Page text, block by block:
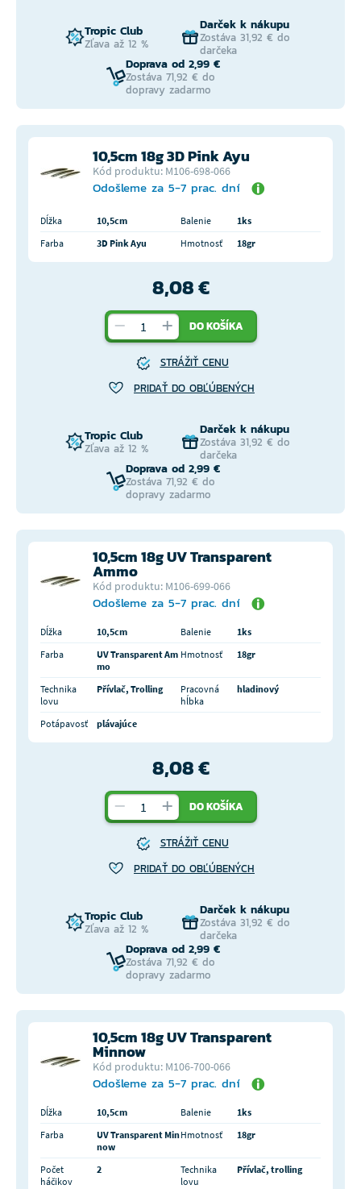
Tropic Club
Zľava až 12 %
Darček k nákupu
Zostáva 31,92 € do
darčeka
Doprava od 2,99 €
Zostáva 71,92 € do
dopravy zadarmo
10,5cm 18g 3D Pink Ayu
Kód produktu: M106-698-066
Odošleme za 5-7 prac. dní
Dĺžka 10,5cm Balenie
1ks
Farba
3D Pink Ayu Hmotnosť 18gr
8,08 €
DO KOŠÍKA
STRÁŽIŤ CENU
PRIDAŤ DO OBĽÚBENÝCH
Tropic Club
Zľava až 12 %
Darček k nákupu
Zostáva 31,92 € do
darčeka
Doprava od 2,99 €
Zostáva 71,92 € do
dopravy zadarmo
10,5cm 18g UV Transparent
Ammo
Kód produktu: M106-699-066
Odošleme za 5-7 prac. dní
Dĺžka 10,5cm Balenie
1ks
Farba
UV Transparent Am
mo
Hmotnosť 18gr
Technika
lovu
Přívlač, Trolling
Pracovná
hĺbka
hladinový
Potápavosť plávajúce
8,08 €
DO KOŠÍKA
STRÁŽIŤ CENU
PRIDAŤ DO OBĽÚBENÝCH
Tropic Club
Zľava až 12 %
Darček k nákupu
Zostáva 31,92 € do
darčeka
Doprava od 2,99 €
Zostáva 71,92 € do
dopravy zadarmo
10,5cm 18g UV Transparent
Minnow
Kód produktu: M106-700-066
Odošleme za 5-7 prac. dní
Dĺžka 10,5cm Balenie
1ks
Farba
UV Transparent Min
now
Hmotnosť 18gr
Počet
háčikov
2
Technika
lovu
Přívlač, trolling